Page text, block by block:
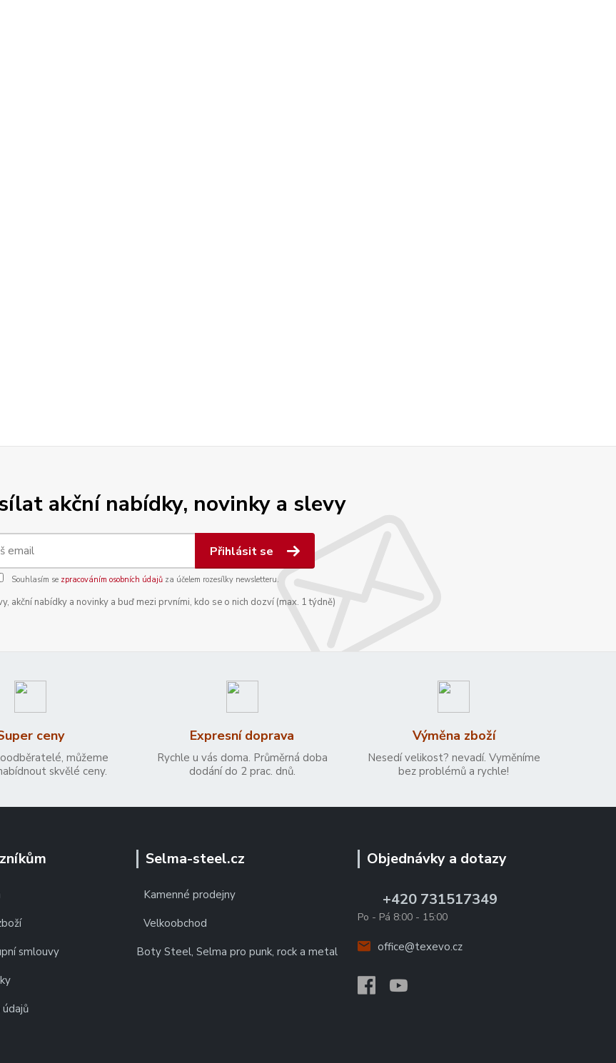
akční nabídky, novinky a slevy
Přihlásit se
Souhlasím se zpracováním osobních údajůza účelem rozesílky newsletteru.
akční nabídky a novinky a buď mezi prvními, kdo se o nich dozví (max. 1 týdně)
ceny
můžeme
skvělé ceny.
Expresní doprava
Rychle u vás doma. Průměrná doba
dodání do 2 prac. dnů.
Výměna zboží
Nesedí velikost? nevadí. Vyměníme
bez problémů a rychle!
smlouvy
údajů
Selma-steel.cz
Kamenné prodejny
Velkoobchod
Boty Steel, Selma pro punk, rock a metal
Objednávky a dotazy
+420 731517349
Po - Pá 8:00 - 15:00
office@texevo.cz